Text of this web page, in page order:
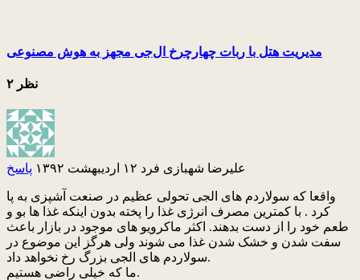
مدیریت هتل با ربات چهارچرخ ال‌جی مجهز به هوش مصنوعی
۲ نظر
علیرضا شهبازی فرد ۱۲ اردیبهشت ۱۳۹۲ پاسخ
واقعا که سولاردم های الجی تحولی عظیم در صنعت آشپزی به پا
کرد . با کمترین مصرف انرژی غذا را پخته بدون اینکه غذا ها بو و
طعم خود را از دست بدهند. اکثر ماکرویو های موجود در بازار باعث
سفت شدن و خشک شدن غذا می شوند ولی هرگز این موضوع در
سولاردم های الجی بزرگ رخ نخواهد داد.
ما که خیلی راضی هستیم.